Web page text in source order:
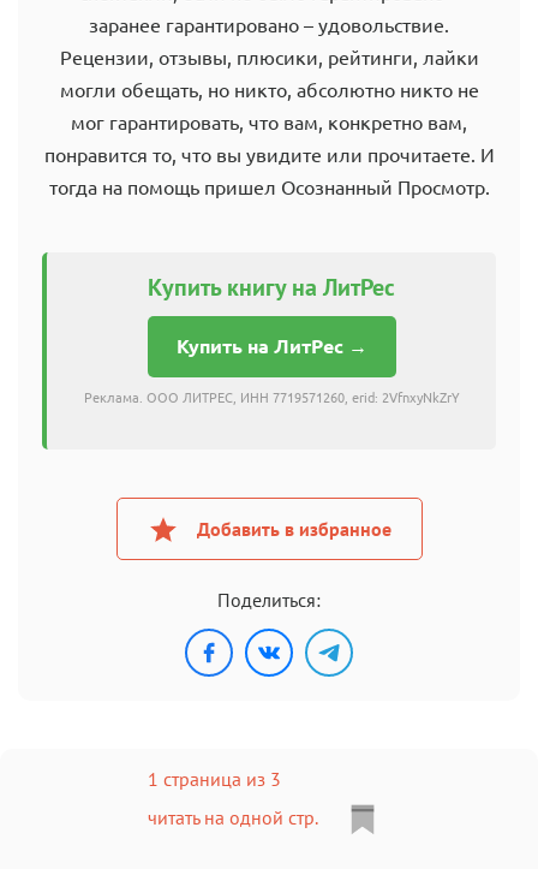
заранее гарантировано – удовольствие.
Рецензии, отзывы, плюсики, рейтинги, лайки
могли обещать, но никто, абсолютно никто не
мог гарантировать, что вам, конкретно вам,
понравится то, что вы увидите или прочитаете. И
тогда на помощь пришел Осознанный Просмотр.
Купить книгу на ЛитРес
Купить на ЛитРес →
Реклама. ООО ЛИТРЕС, ИНН 7719571260, erid: 2VfnxyNkZrY
Добавить в избранное
Поделиться:
1 страница из 3
читать на одной стр.